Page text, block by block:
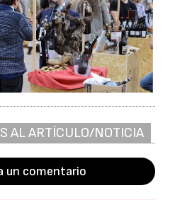
AL ARTÍCULO/NOTICIA
un comentario